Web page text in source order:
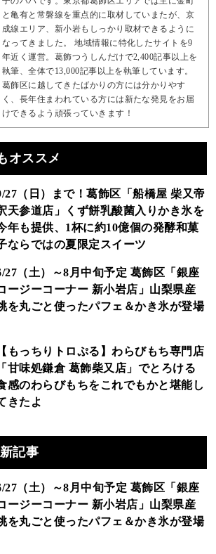
と亀有と常磐線を重点的に取材していまたが、京
成線エリア、新小岩もしっかり取材できるように
なってきました。 地域情報に特化したサイトを9
年近く運営。葛飾つうしんだけで2,400記事以上を
執筆、全体で13,000記事以上を執筆しています。
葛飾区に越してきたばかりの方には分かりやす
く、長年住まわれている方には新たな発見をお届
けできるよう頑張っていきます！
オススメ
27（日）まで！葛飾区「船橋屋 柴又帝
天参道店」くず餅乳酸菌入りかき氷を
年も提供、1杯に約10億個の発酵和菓
ならではの夏限定スイーツ
27（土）～8月中旬予定 葛飾区「銀座
ージーコーナー 新小岩店」山梨県産
を丸ごと使ったパフェ＆かき氷が登場
【もっちりトロぷる】わらびもち専門店
「甘味処鎌倉 葛飾柴又店」でとろける
感のわらびもちをこれでもかと堪能し
きたよ
記事
27（土）～8月中旬予定 葛飾区「銀座
ージーコーナー 新小岩店」山梨県産
を丸ごと使ったパフェ＆かき氷が登場